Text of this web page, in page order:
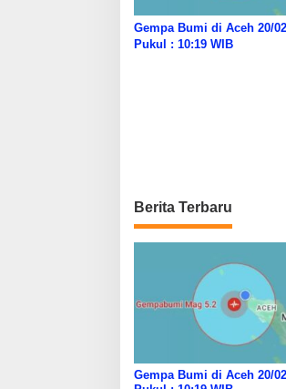
Gempa Bumi di Aceh 20/
Pukul : 10:19 WIB
Berita Terbaru
Gempa Bumi di Aceh 20/